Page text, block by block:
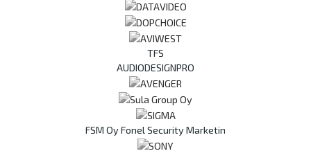
TFS
AUDIODESIGNPRO
FSM Oy Fonel Security Marketin